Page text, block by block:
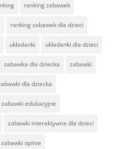
ranking zabawek
ranking zabawek dla dzieci
układanki układanki dla dzieci
zabawka dla dziecka zabawki
dla dziecka
zabawki edukacyjne
zabawki interaktywne dla dzieci
zabawki opinie